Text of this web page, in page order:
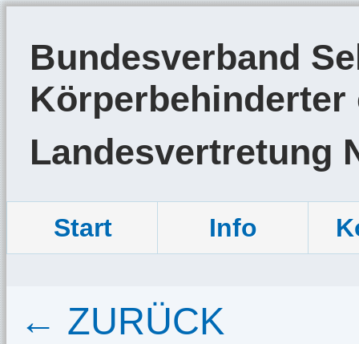
Bundesverband
Körperbehinderter
Landesvertretung
Start Info
← ZURÜCK